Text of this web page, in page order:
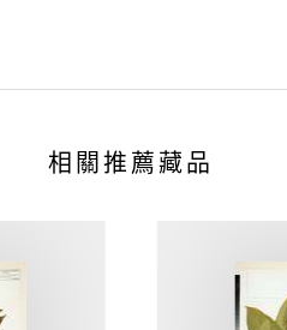
相關推薦藏品